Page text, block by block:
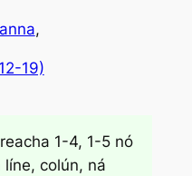
,
19)
1-4, 1-5 nó
colún, ná